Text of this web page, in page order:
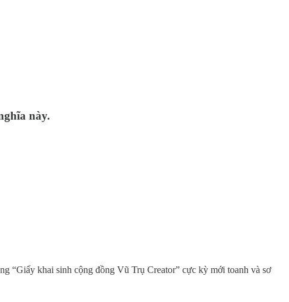
này.
“Giấy khai sinh cộng đồng Vũ Trụ Creator” cực kỳ mới toanh và sơ